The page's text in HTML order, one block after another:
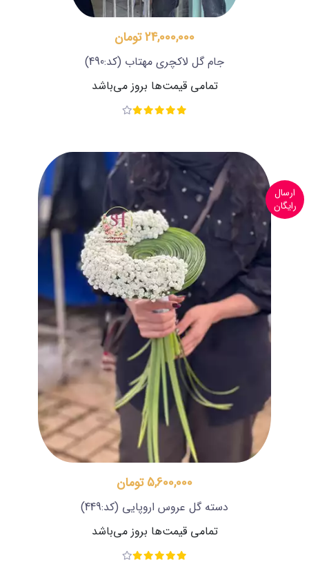
24,000,000 تومان
جام گل لاکچری مهتاب (کد:490)
تمامی قیمت‌ها بروز می‌باشد
ارسال
رایگان
5,600,000 تومان
دسته گل عروس اروپایی (کد:449)
تمامی قیمت‌ها بروز می‌باشد